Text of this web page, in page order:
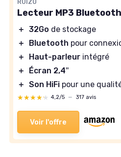
RUIZU
Lecteur MP3
＋ 32Go de stockage
＋
Bluetooth pour
＋
Haut-parleur intégré
＋
Écran 2,4''
＋ Son HiFi pour une
★★★★★
★★★★★ 4,2/5 — 317 avis
Voir l'offre